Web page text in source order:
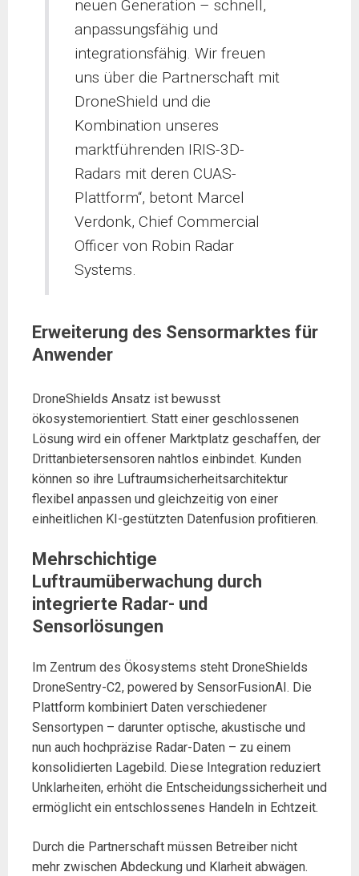
neuen Generation – schnell,
anpassungsfähig und
integrationsfähig. Wir freuen
uns über die Partnerschaft mit
DroneShield und die
Kombination unseres
marktführenden IRIS-3D-
Radars mit deren CUAS-
Plattform“, betont Marcel
Verdonk, Chief Commercial
Officer von Robin Radar
Systems.
Erweiterung des Sensormarktes für
Anwender
DroneShields Ansatz ist bewusst
ökosystemorientiert. Statt einer geschlossenen
Lösung wird ein offener Marktplatz geschaffen, der
Drittanbietersensoren nahtlos einbindet. Kunden
können so ihre Luftraumsicherheitsarchitektur
flexibel anpassen und gleichzeitig von einer
einheitlichen KI-gestützten Datenfusion profitieren.
Mehrschichtige
Luftraumüberwachung durch
integrierte Radar- und
Sensorlösungen
Im Zentrum des Ökosystems steht DroneShields
DroneSentry-C2, powered by SensorFusionAI. Die
Plattform kombiniert Daten verschiedener
Sensortypen – darunter optische, akustische und
nun auch hochpräzise Radar-Daten – zu einem
konsolidierten Lagebild. Diese Integration reduziert
Unklarheiten, erhöht die Entscheidungssicherheit und
ermöglicht ein entschlossenes Handeln in Echtzeit.
Durch die Partnerschaft müssen Betreiber nicht
mehr zwischen Abdeckung und Klarheit abwägen.